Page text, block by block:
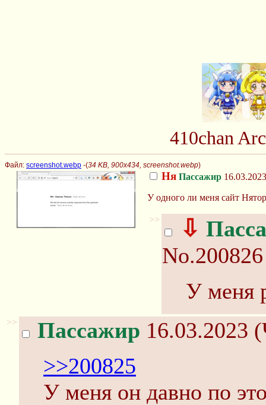
410chan
Файл: screenshot.webp -(34 KB, 900x434, screenshot.webp)
Ня Пассажир
У одного ли меня сайт
>> ⇩
No.200826
У меня
>> Пассажир 16.03.2023
>>200825
У меня он давно по